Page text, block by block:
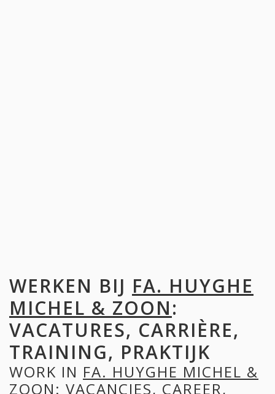
WERKEN BIJ FA. HUYGHE
MICHEL & ZOON:
VACATURES, CARRIÈRE,
TRAINING, PRAKTIJK
WORK IN FA. HUYGHE MICHEL &
ZOON: VACANCIES, CAREER,